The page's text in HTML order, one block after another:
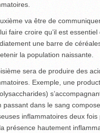
va être de
faire croire qu’il est essentiel
une barre de
la population naissante.
sera de produire des
Exemple, une
passant dans le sang
inflammatoires deux fois
présence hautement